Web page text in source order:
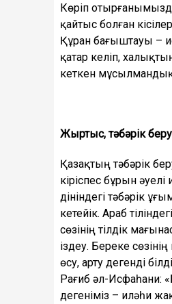
Көріп
қайтыс болған
Құран бағыштауы –
қатар келіп,
кеткен мұсылмандық
Жыртыс, тәбәрік беру
Қазақтың тәбәрік
кіріспес бұрын әуелі
дініндегі тәбәрік
кетейік. Араб
сөзінің тілдік
іздеу. Береке
өсу, арту дегенді
Рағиб әл-Исфаһани:
дегеніміз – иләһи